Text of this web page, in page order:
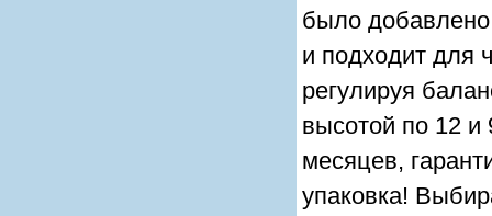
было добавлено
и подходит для
регулируя
высотой по 12
месяцев,
упаковка!